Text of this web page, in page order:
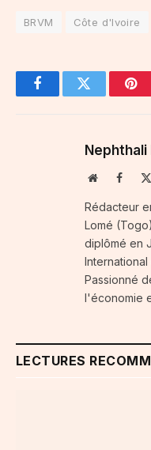
BRVM Côte d'Ivoire
FacebookTwitter
Nephthali
Website
Rédacteur
Lomé
diplômé en
Passionné
l'économie
LECTURES